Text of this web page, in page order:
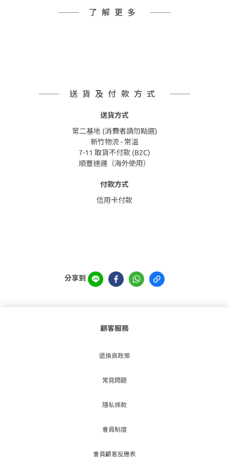
了解更多
送貨及付款方式
送貨方式
第二基地 (消費者請勿點選)
新竹物流 - 常溫
7-11 取貨不付款 (B2C)
順豐速運（海外使用）
付款方式
信用卡付款
分享到
顧客服務
退換貨政策
常見問題
隱私條款
會員制度
會員顧客反應表